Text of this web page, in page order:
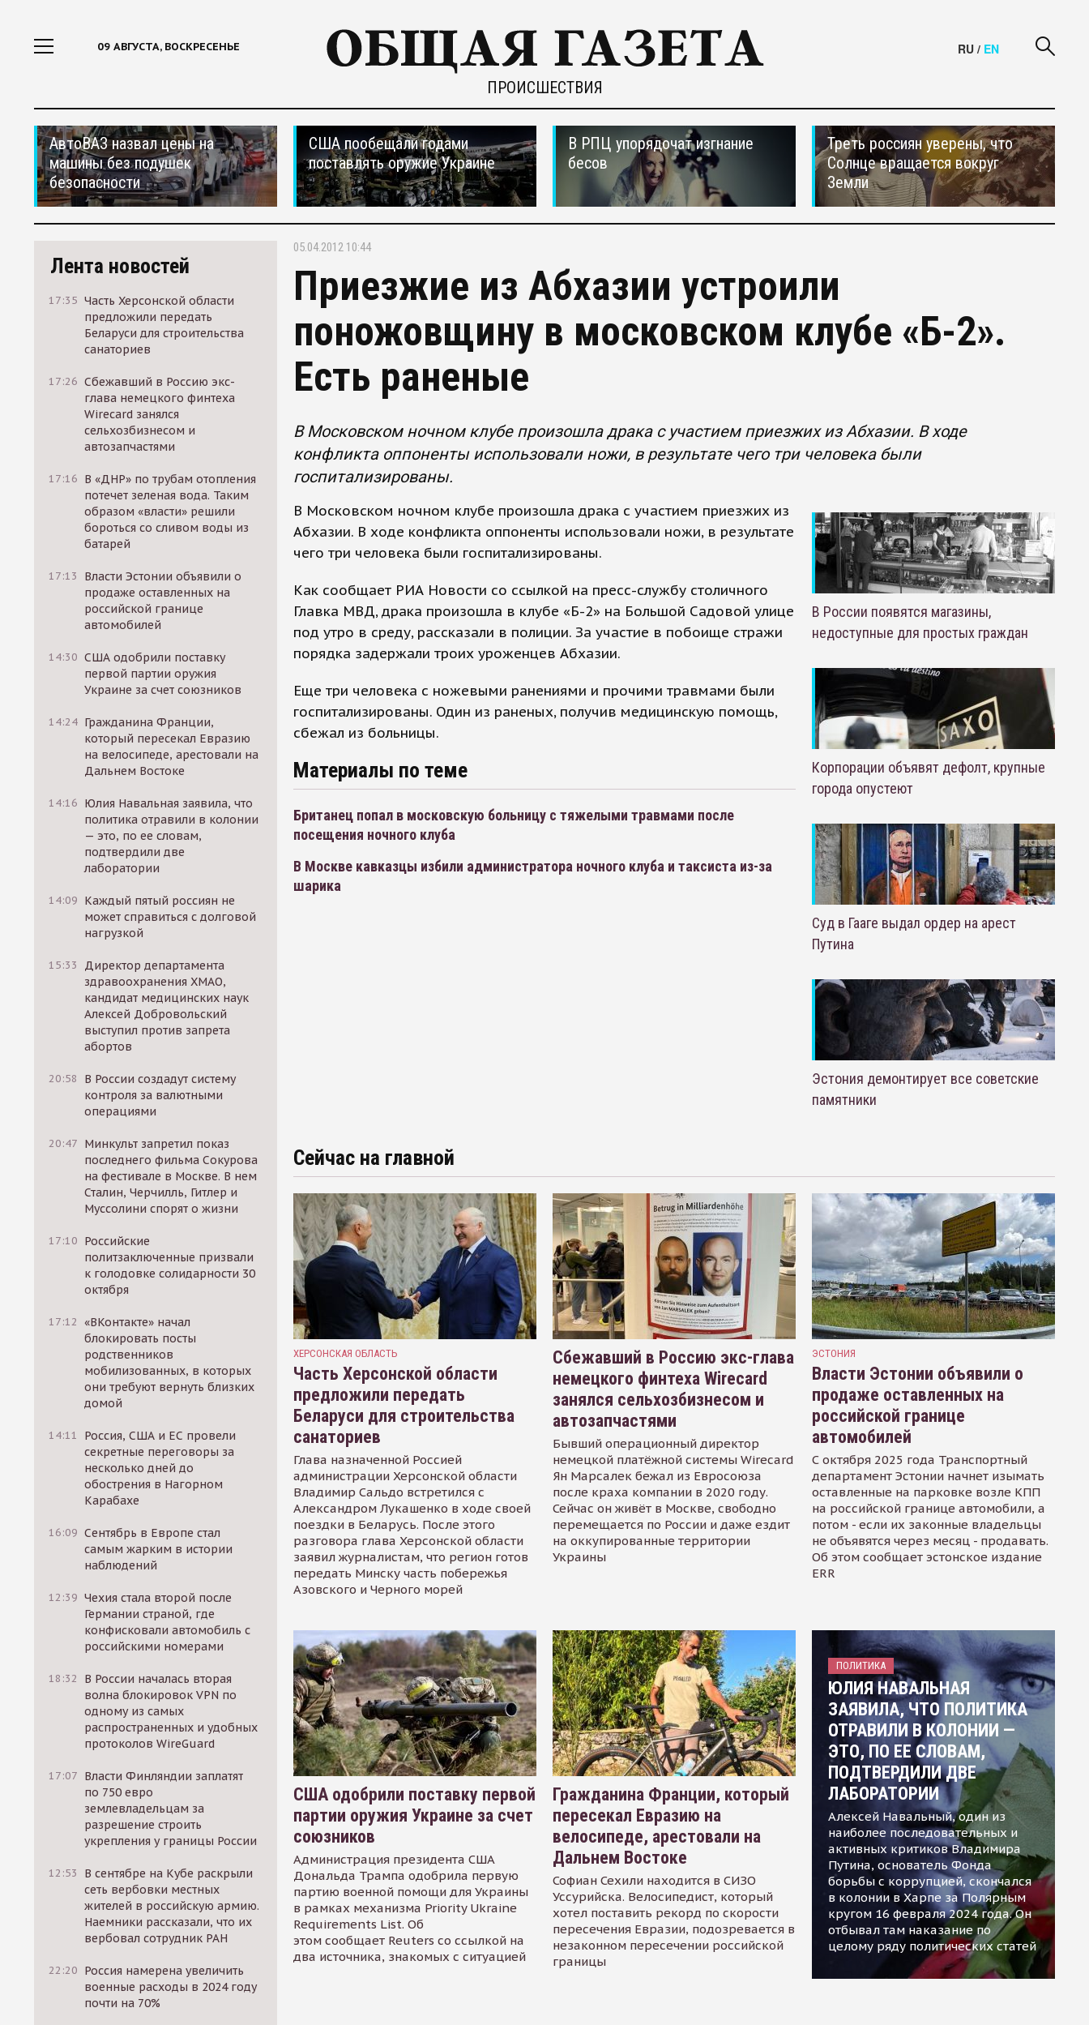
09 АВГУСТА, ВОСКРЕСЕНЬЕ
ПРОИСШЕСТВИЯ
RU / EN
АвтоВАЗ назвал цены на
машины без подушек
безопасности
США пообещали годами
поставлять оружие Украине
В РПЦ упорядочат изгнание
бесов
Треть россиян уверены, что
Солнце вращается вокруг
Земли
Лента новостей
17:35 Часть Херсонской области
предложили передать
Беларуси для строительства
санаториев
17:26 Сбежавший в Россию экс-
глава немецкого финтеха
Wirecard занялся
сельхозбизнесом и
автозапчастями
17:16 В «ДНР» по трубам отопления
потечет зеленая вода. Таким
образом «власти» решили
бороться со сливом воды из
батарей
17:13
Власти Эстонии объявили о
продаже оставленных на
российской границе
автомобилей
14:30 США одобрили поставку
первой партии оружия
Украине за счет союзников
14:24 Гражданина Франции,
который пересекал Евразию
на велосипеде, арестовали на
Дальнем Востоке
14:16 Юлия Навальная заявила, что
политика отравили в колонии
— это, по ее словам,
подтвердили две
лаборатории
14:09 Каждый пятый россиян не
может справиться с долговой
нагрузкой
15:33
Директор департамента
здравоохранения ХМАО,
кандидат медицинских наук
Алексей Добровольский
выступил против запрета
абортов
20:58
В России создадут систему
контроля за валютными
операциями
20:47 Минкульт запретил показ
последнего фильма Сокурова
на фестивале в Москве. В нем
Сталин, Черчилль, Гитлер и
Муссолини спорят о жизни
17:10 Российские
политзаключенные призвали
к голодовке солидарности 30
октября
17:12 «ВКонтакте» начал
блокировать посты
родственников
мобилизованных, в которых
они требуют вернуть близких
домой
14:11
Россия, США и ЕС провели
секретные переговоры за
несколько дней до
обострения в Нагорном
Карабахе
16:09 Сентябрь в Европе стал
самым жарким в истории
наблюдений
12:39 Чехия стала второй после
Германии страной, где
конфисковали автомобиль с
российскими номерами
18:32
В России началась вторая
волна блокировок VPN по
одному из самых
распространенных и удобных
протоколов WireGuard
17:07 Власти Финляндии заплатят
по 750 евро
землевладельцам за
разрешение строить
укрепления у границы России
12:53
В сентябре на Кубе раскрыли
сеть вербовки местных
жителей в российскую армию.
Наемники рассказали, что их
вербовал сотрудник РАН
22:20 Россия намерена увеличить
военные расходы в 2024 году
почти на 70%
05.04.2012 10:44
Приезжие из Абхазии устроили
поножовщину в московском клубе «Б-2».
Есть раненые
В Московском ночном клубе произошла драка с участием приезжих из Абхазии. В ходе
конфликта оппоненты использовали ножи, в результате чего три человека были
госпитализированы.
В Московском ночном клубе произошла драка с участием приезжих из
Абхазии. В ходе конфликта оппоненты использовали ножи, в результате
чего три человека были госпитализированы.
Как сообщает РИА Новости со ссылкой на пресс-службу столичного
Главка МВД, драка произошла в клубе «Б-2» на Большой Садовой улице
под утро в среду, рассказали в полиции. За участие в побоище стражи
порядка задержали троих уроженцев Абхазии.
Еще три человека с ножевыми ранениями и прочими травмами были
госпитализированы. Один из раненых, получив медицинскую помощь,
сбежал из больницы.
Материалы по теме
Британец попал в московскую больницу с тяжелыми травмами после
посещения ночного клуба
В Москве кавказцы избили администратора ночного клуба и таксиста из-за
шарика
В России появятся магазины,
недоступные для простых граждан
Корпорации объявят дефолт, крупные
города опустеют
Суд в Гааге выдал ордер на арест
Путина
Эстония демонтирует все советские
памятники
Сейчас на главной
ХЕРСОНСКАЯ ОБЛАСТЬ
Часть Херсонской области
предложили передать
Беларуси для строительства
санаториев
Глава назначенной Россией
администрации Херсонской области
Владимир Сальдо встретился с
Александром Лукашенко в ходе своей
поездки в Беларусь. После этого
разговора глава Херсонской области
заявил журналистам, что регион готов
передать Минску часть побережья
Азовского и Черного морей
Сбежавший в Россию экс-глава
немецкого финтеха Wirecard
занялся сельхозбизнесом и
автозапчастями
Бывший операционный директор
немецкой платёжной системы Wirecard
Ян Марсалек бежал из Евросоюза
после краха компании в 2020 году.
Сейчас он живёт в Москве, свободно
перемещается по России и даже ездит
на оккупированные территории
Украины
ЭСТОНИЯ
Власти Эстонии объявили о
продаже оставленных на
российской границе
автомобилей
С октября 2025 года Транспортный
департамент Эстонии начнет изымать
оставленные на парковке возле КПП
на российской границе автомобили, а
потом - если их законные владельцы
не объявятся через месяц - продавать.
Об этом сообщает эстонское издание
ERR
США одобрили поставку первой
партии оружия Украине за счет
союзников
Администрация президента США
Дональда Трампа одобрила первую
партию военной помощи для Украины
в рамках механизма Priority Ukraine
Requirements List. Об
этом сообщает Reuters со ссылкой на
два источника, знакомых с ситуацией
Гражданина Франции, который
пересекал Евразию на
велосипеде, арестовали на
Дальнем Востоке
Софиан Сехили находится в СИЗО
Уссурийска. Велосипедист, который
хотел поставить рекорд по скорости
пересечения Евразии, подозревается в
незаконном пересечении российской
границы
ПОЛИТИКА
ЮЛИЯ НАВАЛЬНАЯ
ЗАЯВИЛА, ЧТО ПОЛИТИКА
ОТРАВИЛИ В КОЛОНИИ —
ЭТО, ПО ЕЕ СЛОВАМ,
ПОДТВЕРДИЛИ ДВЕ
ЛАБОРАТОРИИ
Алексей Навальный, один из
наиболее последовательных и
активных критиков Владимира
Путина, основатель Фонда
борьбы с коррупцией, скончался
в колонии в Харпе за Полярным
кругом 16 февраля 2024 года. Он
отбывал там наказание по
целому ряду политических статей